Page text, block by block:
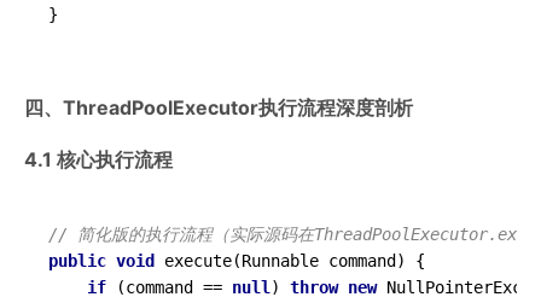
四、ThreadPoolExecutor执行流程深度剖析
4.1 核心执行流程
// 简化版的执行流程（实际源码在
public void execute(Runnable command )
{
if (command == null ) throw new